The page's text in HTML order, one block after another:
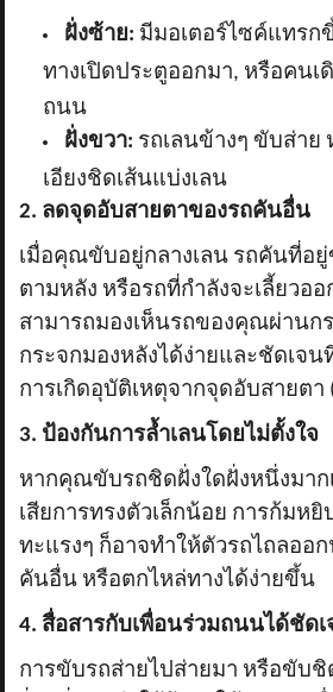
ฝั่งซ้าย: มีมอเตอร์ไซค์แทรก
ทางเปิดประตูออกมา, หรือคนเ
ถนน
ฝั่งขวา: รถเลนข้างๆ ขับส่าย
เอียงชิดเส้นแบ่งเลน
2. ลดจุดอับสายตาของรถคันอื่น
เมื่อคุณขับอยู่กลางเลน รถคันที่อ
ตามหลัง หรือรถที่กำลังจะเลี้ยวอ
สามารถมองเห็นรถของคุณผ่านก
กระจกมองหลังได้ง่ายและชัดเจ
การเกิดอุบัติเหตุจากจุดอับสายตา
3. ป้องกันการล้ำเลนโดยไม่ตั้งใจ
หากคุณขับรถชิดฝั่งใดฝั่งหนึ่งมาก
เสียการทรงตัวเล็กน้อย การก้มห
ทะแรงๆ ก็อาจทำให้ตัวรถไถลออ
คันอื่น หรือตกไหล่ทางได้ง่ายขึ้น
4. สื่อสารกับเพื่อนร่วมถนนได้ชัดเ
การขับรถส่ายไปส่ายมา หรือขับชิ